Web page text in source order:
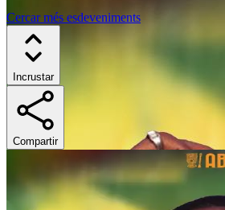
Cercar més esdeveniments
Incrustar
Compartir